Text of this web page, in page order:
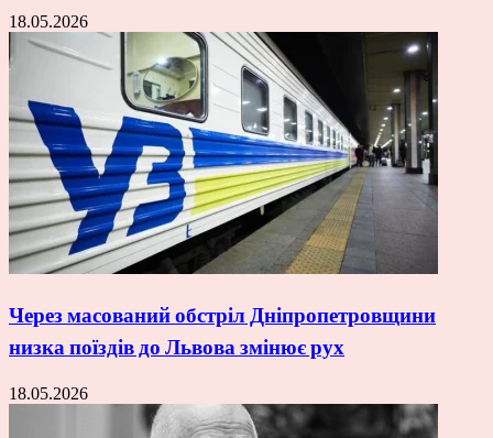
18.05.2026
Через масований обстріл Дніпропетровщини
низка поїздів до Львова змінює рух
18.05.2026